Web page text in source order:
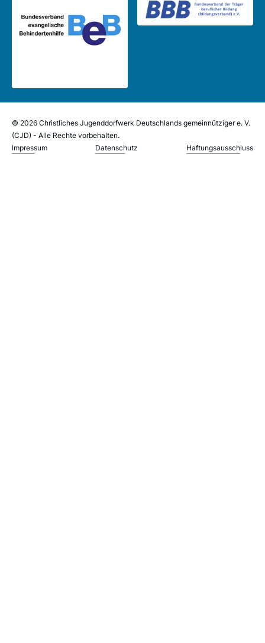
© 2026 Christliches Jugenddorfwerk Deutschlands gemeinnütziger e. V.
(CJD) - Alle Rechte vorbehalten.
Impressum
Datenschutz Haftungsausschluss